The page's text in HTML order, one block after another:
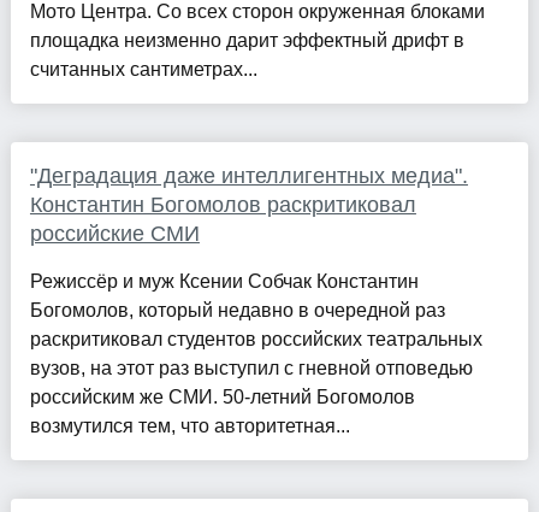
Мото Центра. Со всех сторон окруженная блоками
площадка неизменно дарит эффектный дрифт в
считанных сантиметрах...
"Деградация даже интеллигентных медиа".
Константин Богомолов раскритиковал
российские СМИ
Режиссёр и муж Ксении Собчак Константин
Богомолов, который недавно в очередной раз
раскритиковал студентов российских театральных
вузов, на этот раз выступил с гневной отповедью
российским же СМИ. 50-летний Богомолов
возмутился тем, что авторитетная...